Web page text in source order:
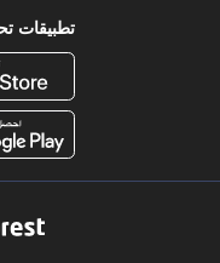
تطبيقات